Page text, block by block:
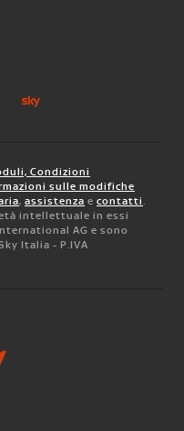
Condizioni
sulle modifiche
, assistenza e contatti.
intellettuale in essi
AG e sono
Italia - P.IVA